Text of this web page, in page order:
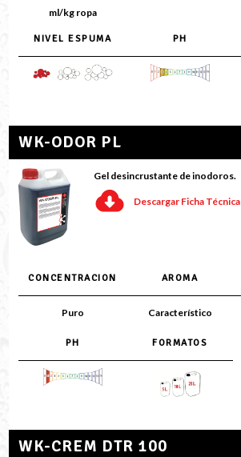
ml/kg ropa
NIVEL ESPUMA PH
WK-ODOR PL
Gel desincrustante de inodoros.
Descargar Ficha Técnica
CONCENTRACION AROMA
Puro Característico
PH FORMATOS
WK-CREM DTR 100